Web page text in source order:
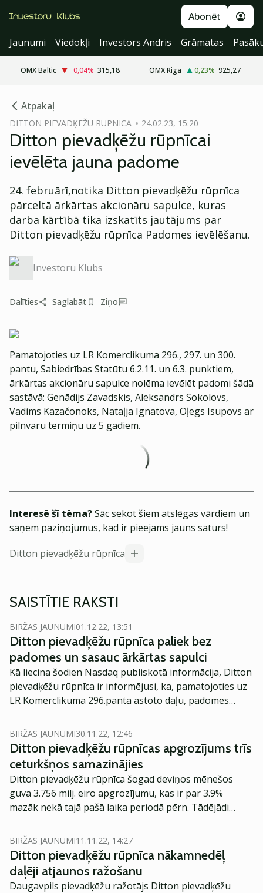
Abonēt
Jaunumi
Viedokļi Investors Andris Grāmatas
OMX Baltic −0,04% 315,18 OMX Riga 0,23% 925,27
Atpakaļ
DITTON PIEVADĶĒŽU RŪPNĪCA 24.02.23, 15:20
Ditton pievadķēžu rūpnīcai
ievēlēta jauna padome
24. februārī,notika Ditton pievadķēžu rūpnīca
pārceltā ārkārtas akcionāru sapulce, kuras
darba kārtībā tika izskatīts jautājums par
Ditton pievadķēžu rūpnīca Padomes ievēlēšanu.
Investoru Klubs
Dalīties Saglabāt Ziņo
Pamatojoties uz LR Komerclikuma 296., 297. un 300.
pantu, Sabiedrības Statūtu 6.2.11. un 6.3. punktiem,
ārkārtas akcionāru sapulce nolēma ievēlēt padomi šādā
sastāvā: Genādijs Zavadskis, Aleksandrs Sokolovs,
Vadims Kazačonoks, Nataļja Ignatova, Oļegs Isupovs ar
pilnvaru termiņu uz 5 gadiem.
Interesē šī tēma?Sāc sekot šiem atslēgas vārdiem un
saņem paziņojumus, kad ir pieejams jauns saturs!
Ditton pievadķēžu rūpnīca
SAISTĪTIE RAKSTI
BIRŽAS JAUNUMI01.12.22, 13:51
Ditton pievadķēžu rūpnīca paliek bez
padomes un sasauc ārkārtas sapulci
Kā liecina šodien Nasdaq publiskotā informācija, Ditton
pievadķēžu rūpnīca ir informējusi, ka, pamatojoties uz
LR Komerclikuma 296.panta astoto daļu, padomes
locekļi Oto Dzenis un Boriss Matvejevs pēc savas
iniciatīvas ir atstājuši padomes locekļa amatu.
BIRŽAS JAUNUMI30.11.22, 12:46
Ditton pievadķēžu rūpnīcas apgrozījums trīs
ceturkšņos samazinājies
Ditton pievadķēžu rūpnīca šogad deviņos mēnešos
guva 3.756 milj. eiro apgrozījumu, kas ir par 3.9%
mazāk nekā tajā pašā laika periodā pērn. Tādējādi
uzņēmuma peļņa šajā periodā samazinājusies par
32.2% un bijusi 199 843 eiro apmērā.
BIRŽAS JAUNUMI11.11.22, 14:27
Ditton pievadķēžu rūpnīca nākamnedēļ
daļēji atjaunos ražošanu
Daugavpils pievadķēžu ražotājs Ditton pievadķēžu